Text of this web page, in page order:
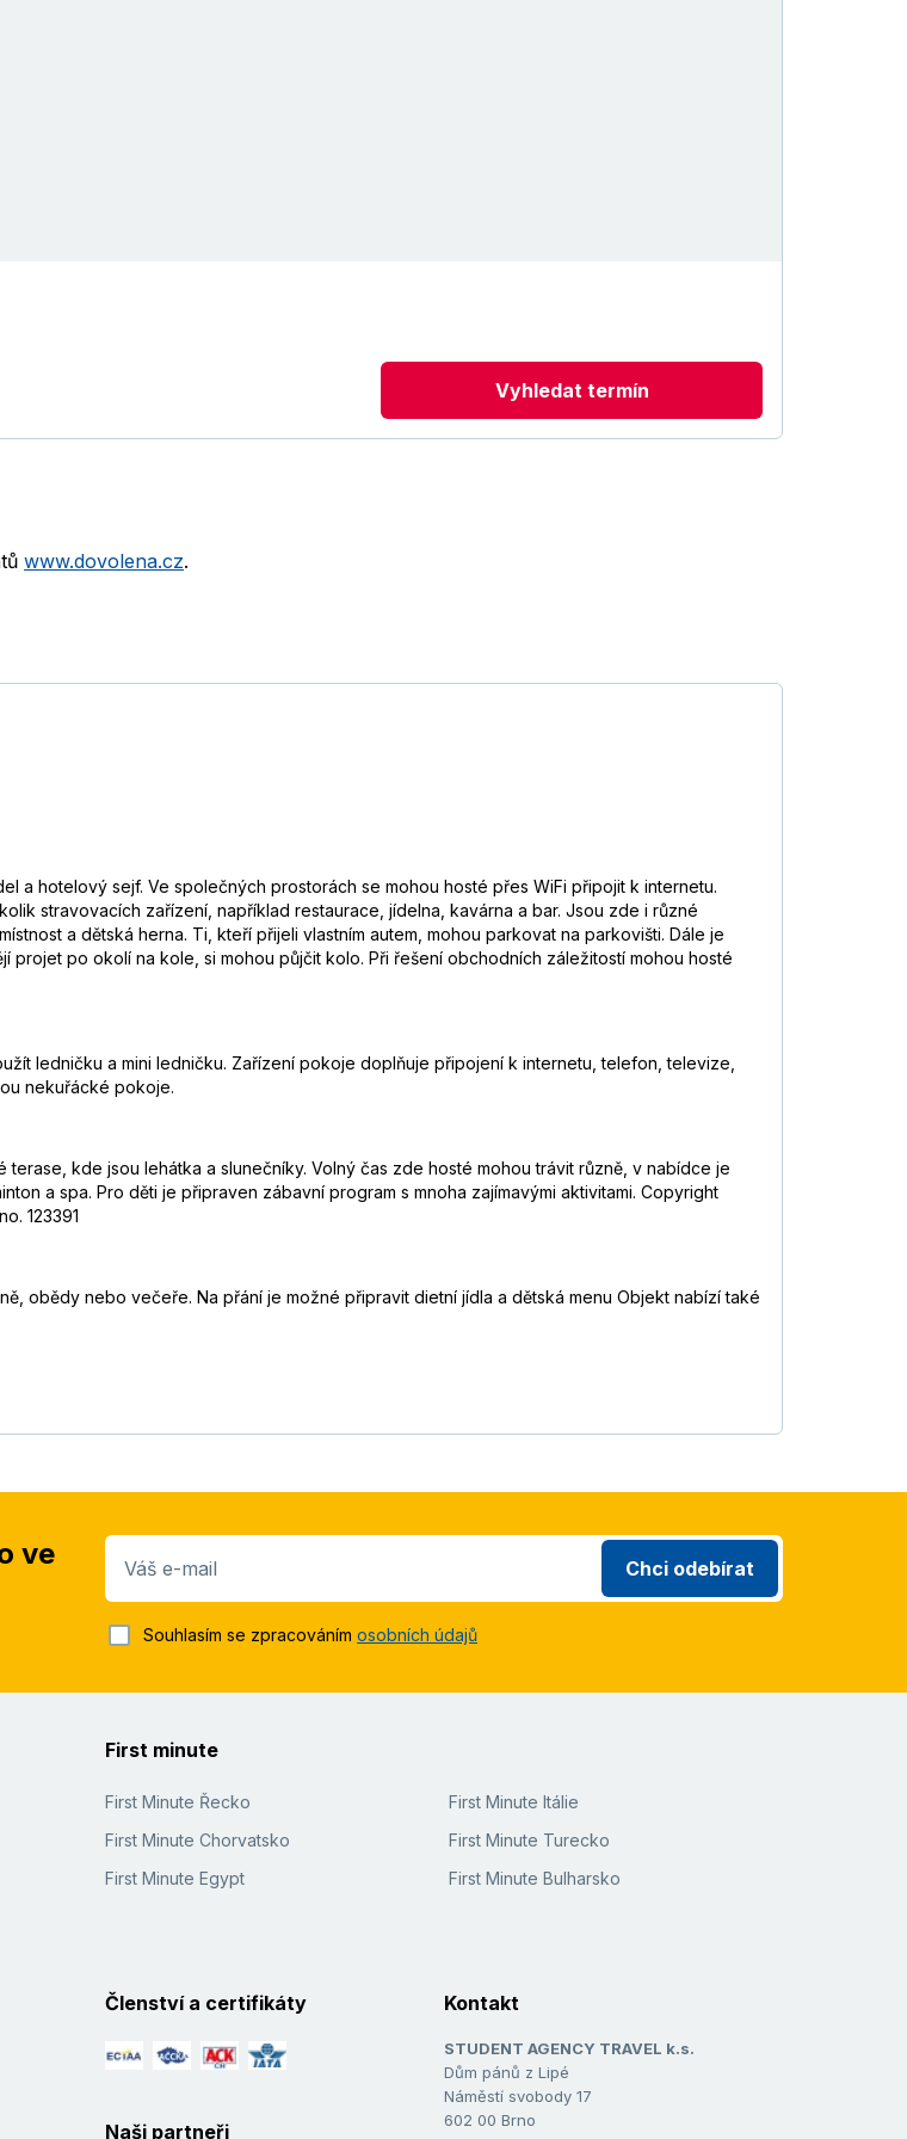
Vyhledat termín
www.dovolena.cz.
a hotelový sejf. Ve společných prostorách se mohou hosté přes WiFi připojit k internetu.
stravovacích zařízení, například restaurace, jídelna, kavárna a bar. Jsou zde i různé
a dětská herna. Ti, kteří přijeli vlastním autem, mohou parkovat na parkovišti. Dále je
po okolí na kole, si mohou půjčit kolo. Při řešení obchodních záležitostí mohou hosté
ledničku a mini ledničku. Zařízení pokoje doplňuje připojení k internetu, telefon, televize,
nekuřácké pokoje.
kde jsou lehátka a slunečníky. Volný čas zde hosté mohou trávit různě, v nabídce je
a spa. Pro děti je připraven zábavní program s mnoha zajímavými aktivitami. Copyright
123391
obědy nebo večeře. Na přání je možné připravit dietní jídla a dětská menu Objekt nabízí také
ve
Váš e-mail Chci odebírat
Souhlasím se zpracováním osobních údajů
First minute
First Minute Řecko
First Minute Chorvatsko
First Minute Egypt
First Minute Itálie
First Minute Turecko
First Minute Bulharsko
Členství a certifikáty
Naši partneři
Kontakt
STUDENT AGENCY TRAVEL k.s.
Dům pánů z Lipé
Náměstí svobody 17
602 00 Brno